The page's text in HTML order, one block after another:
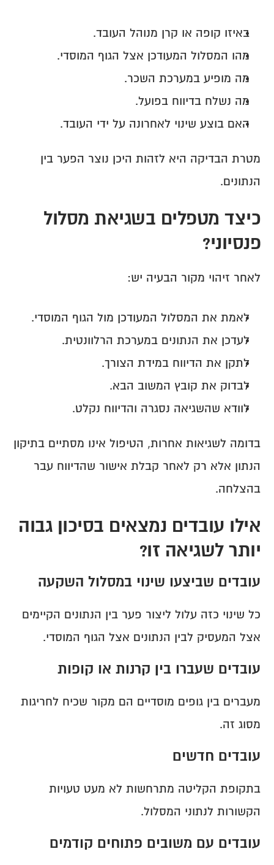
באיזו קופה או קרן מנוהל העובד.
מהו המסלול המעודכן אצל הגוף המוסדי.
מה מופיע במערכת השכר.
מה נשלח בדיווח בפועל.
האם בוצע שינוי לאחרונה על ידי העובד.
הנתונים.
פנסיוני?
לאחר זיהוי מקור הבעיה יש:
לאמת את המסלול המעודכן מול הגוף המוסדי.
לעדכן את הנתונים במערכת הרלוונטית.
לתקן את הדיווח במידת הצורך.
לבדוק את קובץ המשוב הבא.
לוודא שהשגיאה נסגרה והדיווח נקלט.
בהצלחה.
יותר לשגיאה זו?
עובדים שביצעו שינוי במסלול השקעה
אצל המעסיק לבין הנתונים אצל הגוף המוסדי.
עובדים שעברו בין קרנות או קופות
מסוג זה.
עובדים חדשים
הקשורות לנתוני המסלול.
עובדים עם משובים פתוחים קודמים